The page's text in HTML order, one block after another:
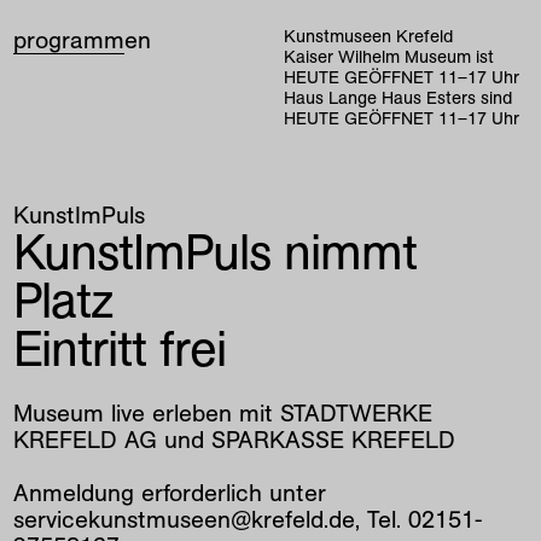
programmen
Kunstmuseen Krefeld
Kaiser Wilhelm Museum ist
HEUTE GEÖFFNET 11–17 Uhr
Haus Lange Haus Esters sind
HEUTE GEÖFFNET 11–17 Uhr
KunstImPuls
KunstImPuls nimmt
Platz
Eintritt frei
Museum live erleben mit STADTWERKE
KREFELD AG und SPARKASSE KREFELD
Anmeldung erforderlich unter
servicekunstmuseen@krefeld.de, Tel. 02151-